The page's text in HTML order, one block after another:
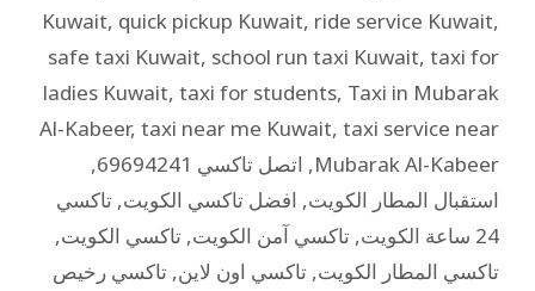
Kuwait, quick pickup Kuwait, ride service Kuwait,
safe taxi Kuwait, school run taxi Kuwait, taxi for
ladies Kuwait, taxi for students, Taxi in Mubarak
Al-Kabeer, taxi near me Kuwait, taxi service near
Mubarak Al-Kabeer
, اتصل تاكسي 69694241
,
استقبال المطار الكويت, افضل تاكسي الكويت, تاكسي
24 ساعة الكويت
, تاكسي آمن الكويت, تاكسي الكويت,
تاكسي المطار الكويت, تاكسي اون لاين, تاكسي رخيص